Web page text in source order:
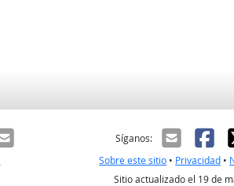
electrónico
Síganos:
Sobre este sitio • Privacidad •
Sitio actualizado el 19 de